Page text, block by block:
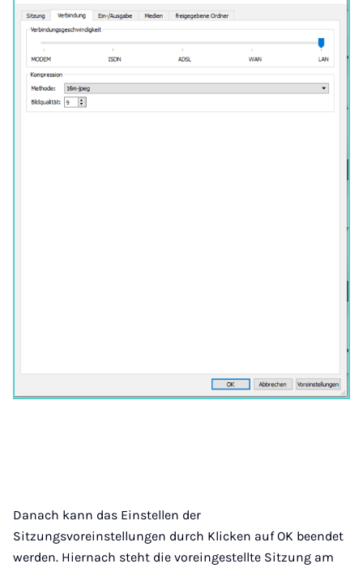
Danach kann das Einstellen der
Sitzungsvoreinstellungen durch Klicken auf OK beendet
werden. Hiernach steht die voreingestellte Sitzung am